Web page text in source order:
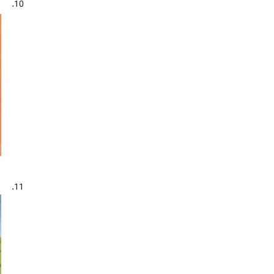
10.
11.